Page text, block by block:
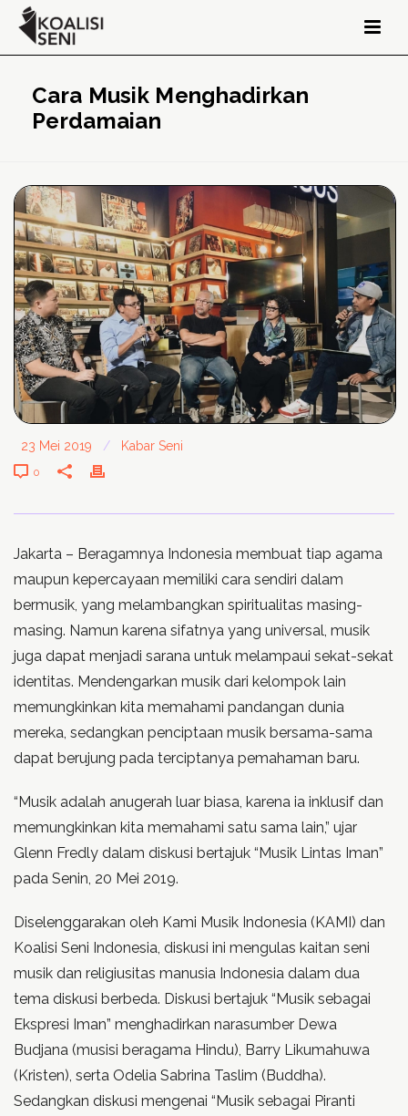
Cara Musik Menghadirkan
Perdamaian
23 Mei 2019 / Kabar Seni
0
Jakarta – Beragamnya Indonesia membuat tiap agama
maupun kepercayaan memiliki cara sendiri dalam
bermusik, yang melambangkan spiritualitas masing-
masing. Namun karena sifatnya yang universal, musik
juga dapat menjadi sarana untuk melampaui sekat-sekat
identitas. Mendengarkan musik dari kelompok lain
memungkinkan kita memahami pandangan dunia
mereka, sedangkan penciptaan musik bersama-sama
dapat berujung pada terciptanya pemahaman baru.
“Musik adalah anugerah luar biasa, karena ia inklusif dan
memungkinkan kita memahami satu sama lain,” ujar
Glenn Fredly dalam diskusi bertajuk “Musik Lintas Iman”
pada Senin, 20 Mei 2019.
Diselenggarakan oleh Kami Musik Indonesia (KAMI) dan
Koalisi Seni Indonesia, diskusi ini mengulas kaitan seni
musik dan religiusitas manusia Indonesia dalam dua
tema diskusi berbeda. Diskusi bertajuk “Musik sebagai
Ekspresi Iman” menghadirkan narasumber Dewa
Budjana (musisi beragama Hindu), Barry Likumahuwa
(Kristen), serta Odelia Sabrina Taslim (Buddha).
Sedangkan diskusi mengenai “Musik sebagai Piranti